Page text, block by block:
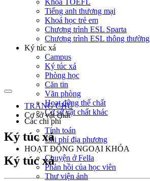
Khoá TOEFL
Tiếng anh thương mại
Khoá học trẻ em
Chương trình ESL Sparta
Chương trình ESL thông thường
Ký túc xá
Campus
Ký túc xá
Phòng học
Căn tin
Văn phòng
Hoạt động thể chất
Cơ sở vật chất khác
Các chi phí
Tính toán
Chi phí địa phương
HOẠT ĐỘNG NGOẠI KHÓA
Chuyện ở Fella
Phản hồi của học viên
Thư viện ảnh
TRANG CHỦ
Cơ sở vật chất
Ký túc xá
Ký túc xá